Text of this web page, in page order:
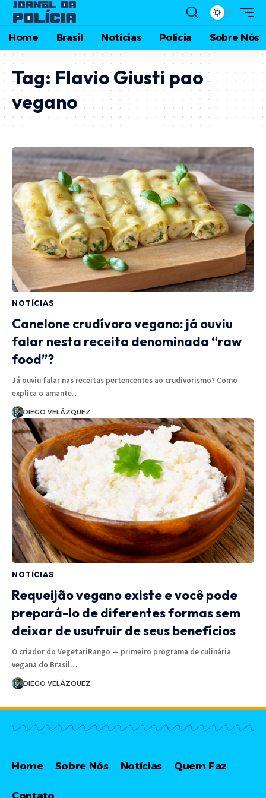
Home Brasil Notícias Polícia Sobre Nós
Tag: Flavio Giusti pao
vegano
NOTÍCIAS
Canelone crudívoro vegano: já ouviu
falar nesta receita denominada “raw
food”?
Já ouviu falar nas receitas pertencentes ao crudivorismo? Como
explica o amante…
DIEGO VELÁZQUEZ
NOTÍCIAS
Requeijão vegano existe e você pode
prepará-lo de diferentes formas sem
deixar de usufruir de seus benefícios
O criador do VegetariRango — primeiro programa de culinária
vegana do Brasil…
DIEGO VELÁZQUEZ
Home Sobre Nós Notícias Quem Faz